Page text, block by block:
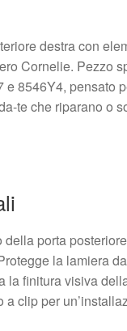
destra con
Cornelie. Pezzo
8546Y4, pensato
te che riparano o
porta
la lamiera
la finitura visiva
a clip per